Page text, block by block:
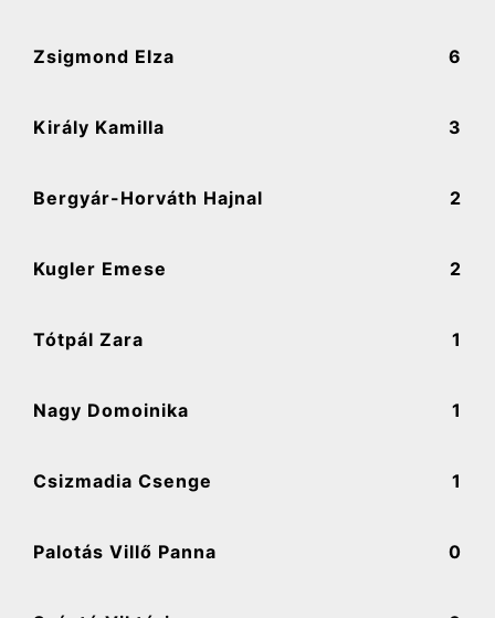
Zsigmond Elza 6
Király Kamilla 3
Bergyár-Horváth Hajnal 2
Kugler Emese 2
Tótpál Zara 1
Nagy Domoinika 1
Csizmadia Csenge 1
Palotás Villő Panna 0